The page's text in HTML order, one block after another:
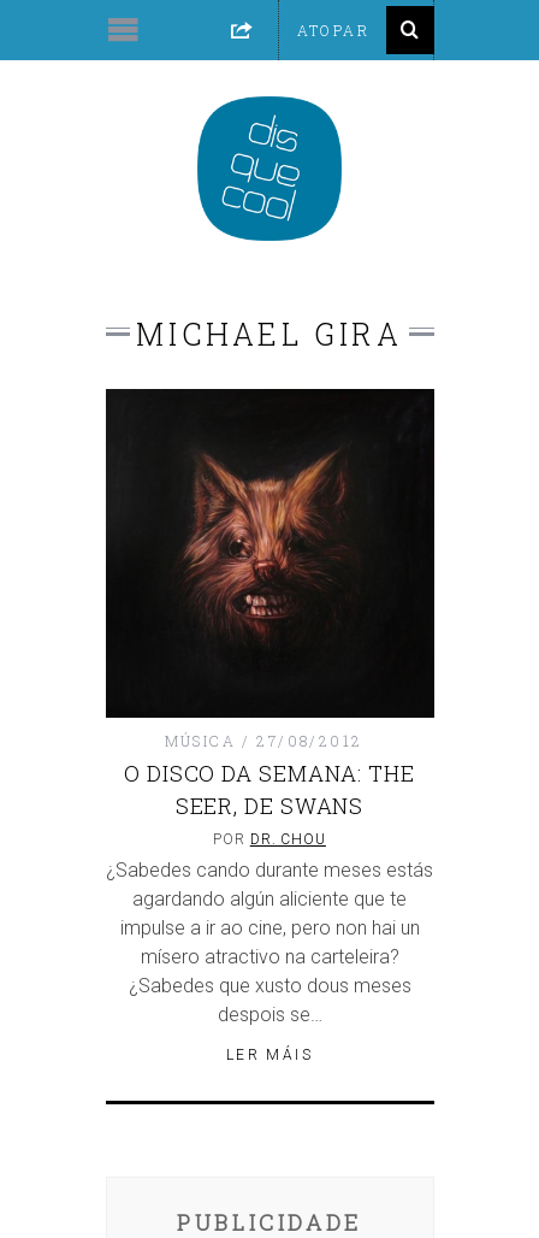
MICHAEL GIRA
MÚSICA 27/08/2012
O DISCO DA SEMANA: THE
SEER, DE SWANS
POR DR. CHOU
¿Sabedes cando durante meses estás
agardando algún aliciente que te
impulse a ir ao cine, pero non hai un
mísero atractivo na carteleira?
¿Sabedes que xusto dous meses
despois se…
LER MÁIS
PUBLICIDADE